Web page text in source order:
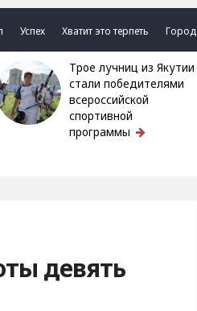
Успех Хватит это терпеть Город
Трое лучниц из Якутии
стали победителями
всероссийской
спортивной
программы
девять